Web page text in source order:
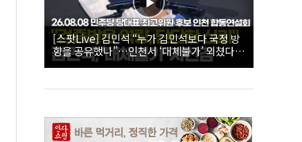
[스팟Live] 김민석 “누가 김민석보다 국정 방
향을 공유했나”…인천서 ‘대체불가’ 외쳤다 |
26.08.08 더불어민주당 당대표·최고위원 후